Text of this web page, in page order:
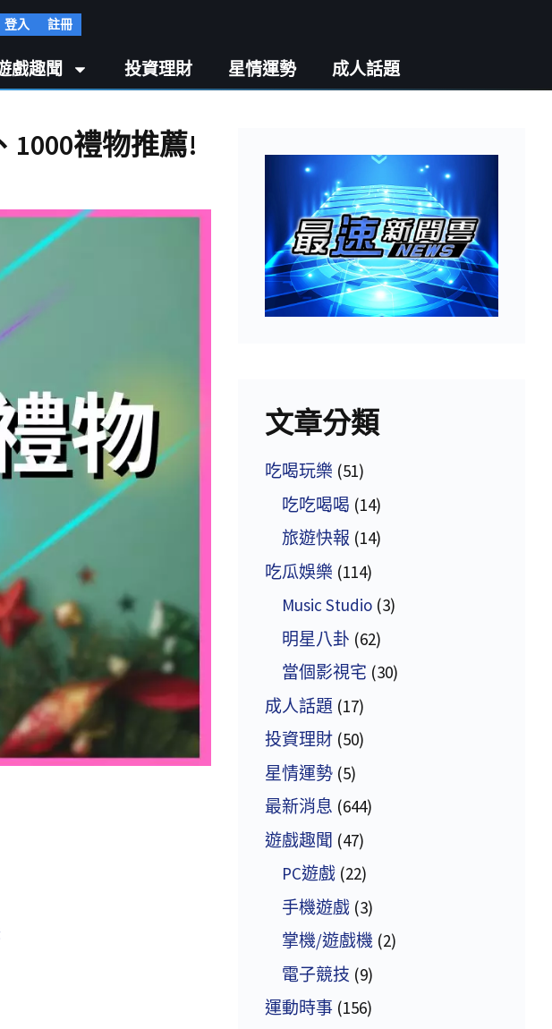
登入 註冊
戲趣聞 投資理財 星情運勢 成人話題
1000禮物推薦!
文章分類
吃喝玩樂 (51)
吃吃喝喝 (14)
旅遊快報 (14)
吃瓜娛樂 (114)
Music Studio (3)
明星八卦 (62)
當個影視宅 (30)
成人話題 (17)
投資理財 (50)
星情運勢 (5)
最新消息 (644)
遊戲趣聞 (47)
PC遊戲 (22)
手機遊戲 (3)
掌機/遊戲機 (2)
電子競技 (9)
運動時事 (156)